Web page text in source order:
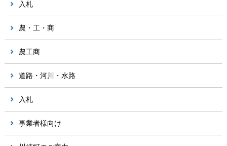
入札
農・工・商
農工商
道路・河川・水路
入札
事業者様向け